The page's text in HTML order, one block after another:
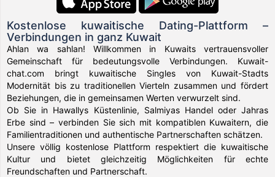
Kostenlose kuwaitische Dating-Plattform –
Verbindungen in ganz Kuwait
Ahlan wa sahlan! Willkommen in Kuwaits vertrauensvoller
Gemeinschaft für bedeutungsvolle Verbindungen. Kuwait-
chat.com bringt kuwaitische Singles von Kuwait-Stadts
Modernität bis zu traditionellen Vierteln zusammen und fördert
Beziehungen, die in gemeinsamen Werten verwurzelt sind.
Ob Sie in Hawallys Küstenlinie, Salmiyas Handel oder Jahras
Erbe sind – verbinden Sie sich mit kompatiblen Kuwaitern, die
Familientraditionen und authentische Partnerschaften schätzen.
Unsere völlig kostenlose Plattform respektiert die kuwaitische
Kultur und bietet gleichzeitig Möglichkeiten für echte
Freundschaften und Partnerschaft.